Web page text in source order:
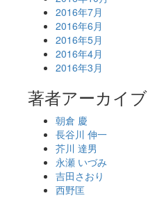
2016年7月
2016年6月
2016年5月
2016年4月
2016年3月
著者アーカイブ
朝倉 慶
長谷川 伸一
芥川 達男
永瀬 いづみ
吉田さおり
西野匡